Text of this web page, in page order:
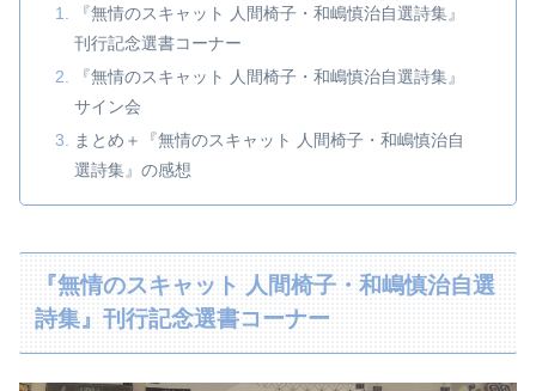
『無情のスキャット 人間椅子・和嶋慎治自選詩集』
刊行記念選書コーナー
『無情のスキャット 人間椅子・和嶋慎治自選詩集』
サイン会
まとめ＋『無情のスキャット 人間椅子・和嶋慎治自
選詩集』の感想
『無情のスキャット 人間椅子・和嶋慎治自選
詩集』刊行記念選書コーナー